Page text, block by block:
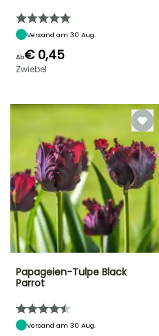
Versand am 30 Aug.
Ab€ 0,45
Zwiebel
Papageien-Tulpe Black
Parrot
Versand am 30 Aug.